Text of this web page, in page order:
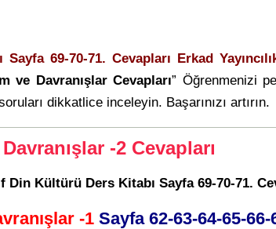
69-70-71. Cevapları Erkad
ve Davranışlar Cevapları” Öğrenmenizi
dikkatlice inceleyin. Başarınızı artırın.
-2 Cevapları
Din Kültürü Ders Kitabı Sayfa 69-70-71.
-1 Sayfa 62-63-64-65-66-